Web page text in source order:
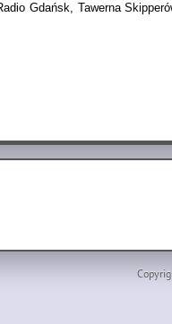
Gdańsk, Tawerna